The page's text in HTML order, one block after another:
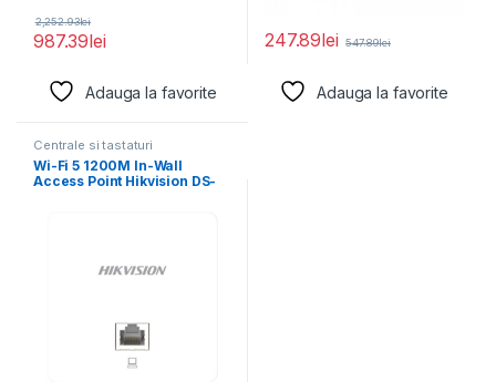
987.39lei
2,252.93lei
Adauga la favorite
247.89lei 547.89lei
Adauga la favorite
Centrale si tastaturi
Wi-Fi 5 1200M In-Wall
Access Point Hikvision DS-